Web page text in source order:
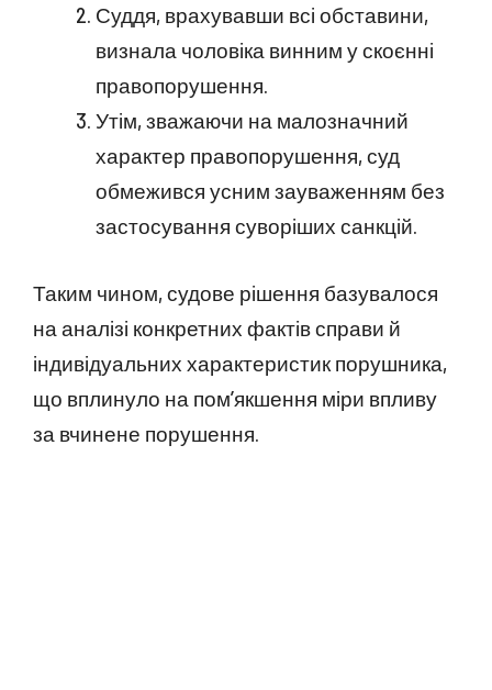
Суддя, врахувавши всі обставини,
визнала чоловіка винним у скоєнні
правопорушення.
Утім, зважаючи на малозначний
характер правопорушення, суд
обмежився усним зауваженням без
застосування суворіших санкцій.
Таким чином, судове рішення базувалося
на аналізі конкретних фактів справи й
індивідуальних характеристик порушника,
що вплинуло на пом’якшення міри впливу
за вчинене порушення.